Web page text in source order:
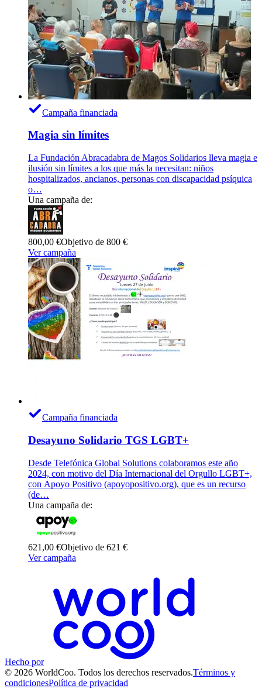
Campaña financiada
Magia sin límites
La Fundación Abracadabra de Magos Solidarios lleva magia e
ilusión sin límites a los que más la necesitan: niños
hospitalizados, ancianos, personas con discapacidad psíquica
o…
Una campaña de:
800,00 €Objetivo de 800 €
Ver campaña
Campaña financiada
Desayuno Solidario TGS LGBT+
Desde Telefónica Global Solutions colaboramos este año
2024, con motivo del Día Internacional del Orgullo LGBT+,
con Apoyo Positivo (apoyopositivo.org), que es un recurso
(de…
Una campaña de:
621,00 €Objetivo de 621 €
Ver campaña
Hecho por
© 2026 WorldCoo. Todos los derechos reservados.Términos y
condicionesPolítica de privacidad